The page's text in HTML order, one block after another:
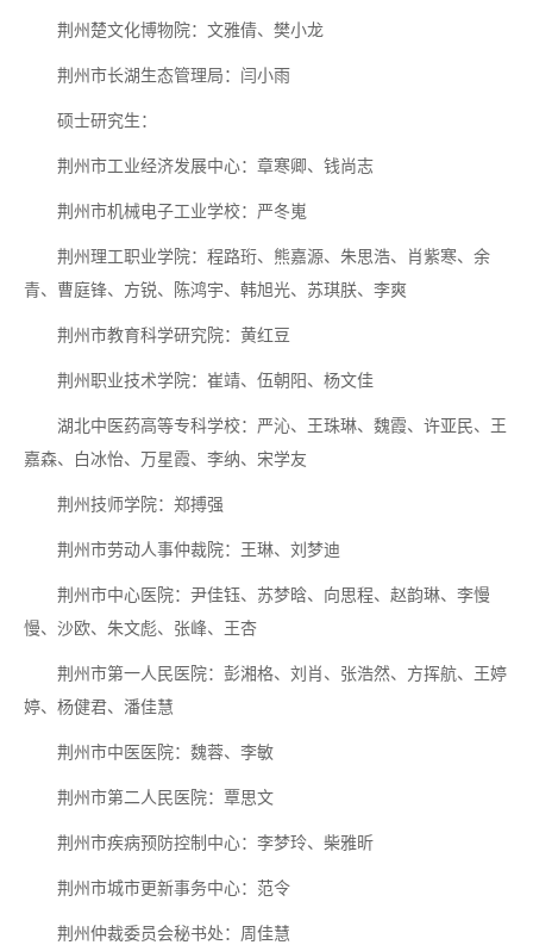
荆州楚文化博物院：文雅倩、樊小龙
荆州市长湖生态管理局：闫小雨
硕士研究生：
荆州市工业经济发展中心：章寒卿、钱尚志
荆州市机械电子工业学校：严冬嵬
荆州理工职业学院：程路珩、熊嘉源、朱思浩、肖紫寒、余
青、曹庭锋、方锐、陈鸿宇、韩旭光、苏琪朕、李爽
荆州市教育科学研究院：黄红豆
荆州职业技术学院：崔靖、伍朝阳、杨文佳
湖北中医药高等专科学校：严沁、王珠琳、魏霞、许亚民、王
嘉森、白冰怡、万星霞、李纳、宋学友
荆州技师学院：郑搏强
荆州市劳动人事仲裁院：王琳、刘梦迪
荆州市中心医院：尹佳钰、苏梦晗、向思程、赵韵琳、李慢
慢、沙欧、朱文彪、张峰、王杏
荆州市第一人民医院：彭湘格、刘肖、张浩然、方挥航、王婷
婷、杨健君、潘佳慧
荆州市中医医院：魏蓉、李敏
荆州市第二人民医院：覃思文
荆州市疾病预防控制中心：李梦玲、柴雅昕
荆州市城市更新事务中心：范令
荆州仲裁委员会秘书处：周佳慧